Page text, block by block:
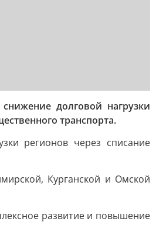
долговой нагрузки
транспорта.
регионов через списание
Курганской и Омской
развитие и повышение